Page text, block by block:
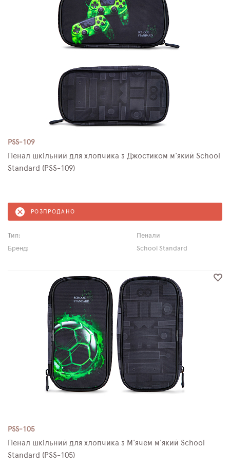
PSS-109
Пенал шкільний для хлопчика з Джостиком м'який School
Standard (PSS-109)
РОЗПРОДАНО
Тип:
Пенали
Бренд:
School Standard
PSS-105
Пенал шкільний для хлопчика з М'ячем м'який School
Standard (PSS-105)